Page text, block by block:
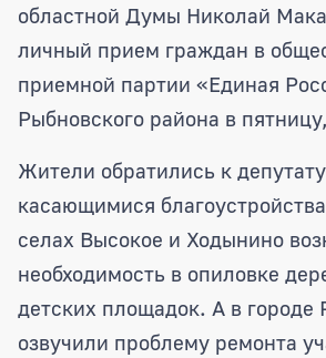
областной Думы Николай
личный прием граждан в
приемной партии «Единая
Рыбновского района в
Жители обратились к
касающимися
селах Высокое и Ходынино
необходимость в опиловке
детских площадок. А в городе
озвучили проблему ремонта